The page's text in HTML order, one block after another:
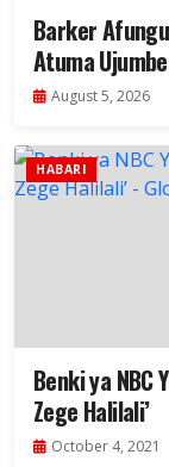
Barker
Atuma
August 5, 2026
HABARI
Benki ya NBC
Zege Halilali’
October 4, 2021